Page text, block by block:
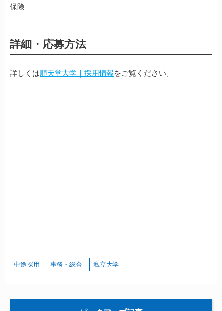
保険
詳細・応募方法
詳しくは順天堂大学｜採用情報をご覧ください。
中途採用 事務・総合 私立大学